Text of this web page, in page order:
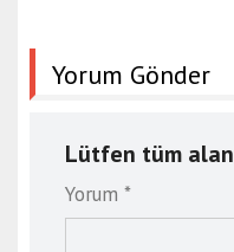
Yorum Gönder
Lütfen tüm
Yorum *